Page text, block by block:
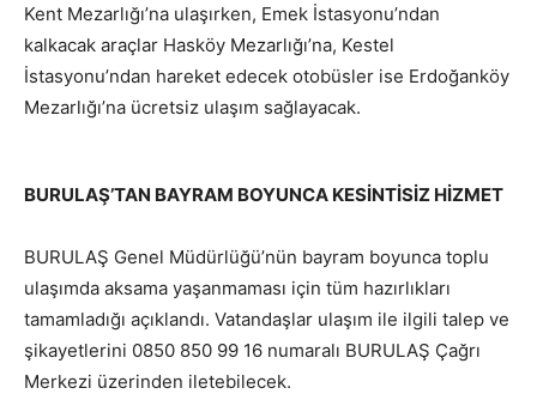
Kent Mezarlığı’na ulaşırken, Emek İstasyonu’ndan
kalkacak araçlar Hasköy Mezarlığı’na, Kestel
İstasyonu’ndan hareket edecek otobüsler ise Erdoğanköy
Mezarlığı’na ücretsiz ulaşım sağlayacak.
BURULAŞ’TAN BAYRAM BOYUNCA KESİNTİSİZ HİZMET
BURULAŞ Genel Müdürlüğü’nün bayram boyunca toplu
ulaşımda aksama yaşanmaması için tüm hazırlıkları
tamamladığı açıklandı. Vatandaşlar ulaşım ile ilgili talep ve
şikayetlerini 0850 850 99 16 numaralı BURULAŞ Çağrı
Merkezi üzerinden iletebilecek.